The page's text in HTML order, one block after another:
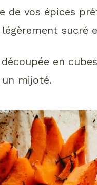
de vos épices
légèrement sucré
découpée en
mijoté.